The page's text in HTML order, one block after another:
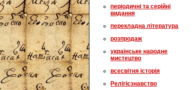
періодичні та серійні
видання
перекладна література
розпродаж
українське народне
мистецтво
всесвітня історія
Релігієзнавство